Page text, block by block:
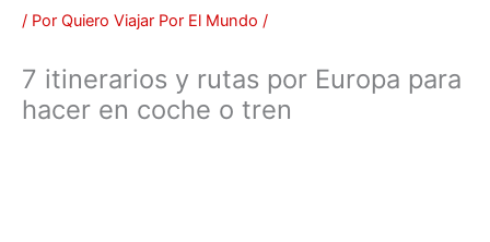
/ Por Quiero Viajar Por El Mundo /
7 itinerarios y rutas por Europa para
hacer en coche o tren